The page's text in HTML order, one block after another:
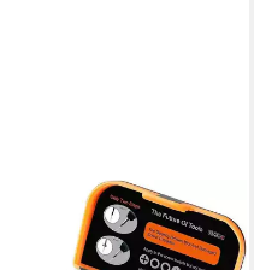
Bit-Schraubendreher Bit-
Schraubenausdreher,